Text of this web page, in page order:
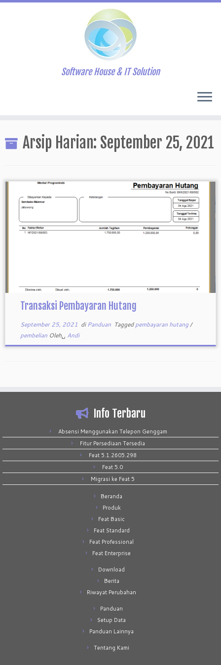
to
content
Software House & IT Solution
Arsip Harian: September 25, 2021
Transaksi Pembayaran Hutang
September 25, 2021 di Panduan Taggedpembayaran hutang/
pembelian Oleh␣ Andi
Info Terbaru
Absensi Menggunakan Telepon Genggam
Fitur Persediaan Tersedia
Feat 5.1.2605.298
Feat 5.0
Migrasi ke Feat 5
Beranda
Produk
Feat Basic
Feat Standard
Feat Professional
Feat Enterprise
Download
Berita
Riwayat Perubahan
Panduan
Setup Data
Panduan Lainnya
Tentang Kami